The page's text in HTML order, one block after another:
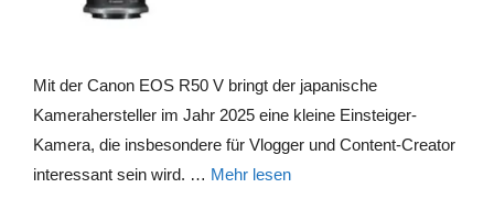
Mit der Canon EOS R50 V bringt der japanische
Kamerahersteller im Jahr 2025 eine kleine Einsteiger-
Kamera, die insbesondere für Vlogger und Content-Creator
interessant sein wird. … Mehr lesen